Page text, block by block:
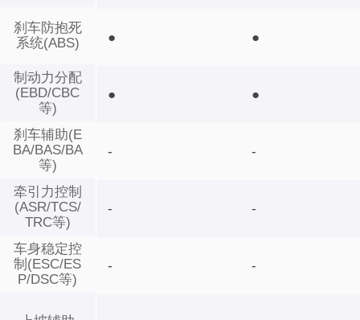
刹车防抱死
系统(ABS)
制动力分配
(EBD/CBC
等)
刹车辅助(E
BA/BAS/BA
等)
牵引力控制
(ASR/TCS/
TRC等)
车身稳定控
制(ESC/ES
P/DSC等)
● ●
● ●
- -
- -
- -